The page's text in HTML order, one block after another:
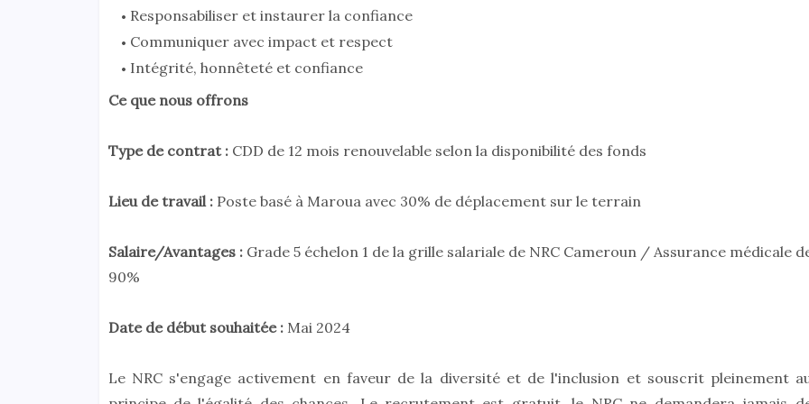
Responsabiliser et instaurer la confiance
Communiquer avec impact et respect
Intégrité, honnêteté et confiance
Ce que nous offrons
Type de contrat : CDD de 12 mois renouvelable selon la disponibilité des fonds
Lieu de travail : Poste basé à Maroua avec 30% de déplacement sur le terrain
Salaire/Avantages : Grade 5 échelon 1 de la grille salariale de NRC Cameroun / Assurance médicale
90%
Date de début souhaitée :Mai 2024
Le NRC s'engage activement en faveur de la diversité et de l'inclusion et souscrit pleinement